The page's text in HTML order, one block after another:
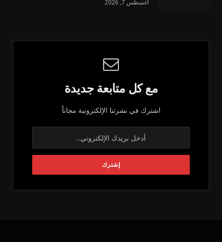
أغسطس 7, 2026
مع كل متابعة جديدة
اشترك في نشرتنا الإلكترونية مجاناً